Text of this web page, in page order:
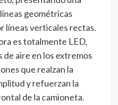
geométricas
líneas verticales rectas.
es totalmente LED,
de aire en los extremos
que realzan la
y refuerzan la
de la camioneta.